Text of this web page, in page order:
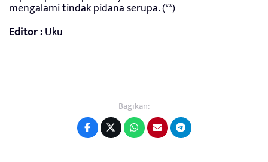
mengalami tindak pidana serupa. (**)
Editor :Uku
Bagikan: